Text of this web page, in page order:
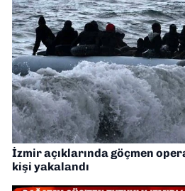
İzmir açıklarında göçmen
kişi yakalandı